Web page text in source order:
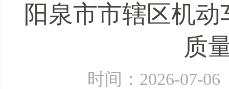
阳泉市市辖区机
质
时间：2026-